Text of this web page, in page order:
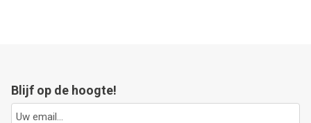
Blijf op de hoogte!